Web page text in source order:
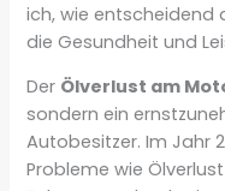
ich, wie entscheidend
die Gesundheit und
Der Ölverlust am
sondern ein
Autobesitzer. Im Jahr
Probleme wie